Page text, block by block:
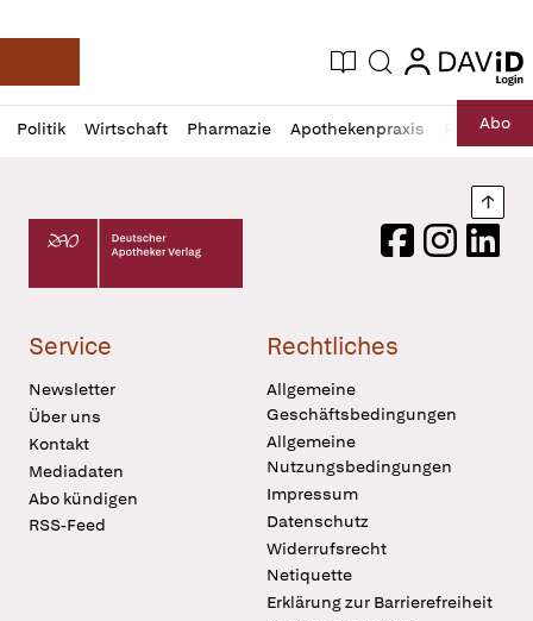
Deutsche Apotheker Zeitung
Aktuelle Ausgabe
Suche login
login
Politik Wirtschaft Pharmazie Apothekenpraxis RechtAbo
Profil
öffnen
Daz
Pur
Deutscher Apotheker Verlag Logo
FacebookInstagram
Service
Newsletter
Über uns
Kontakt
Mediadaten
Abo kündigen
RSS-Feed
Rechtliches
Allgemeine
Geschäftsbedingungen
Allgemeine
Nutzungsbedingungen
Impressum
Datenschutz
Widerrufsrecht
Netiquette
Erklärung zur Barrierefreiheit